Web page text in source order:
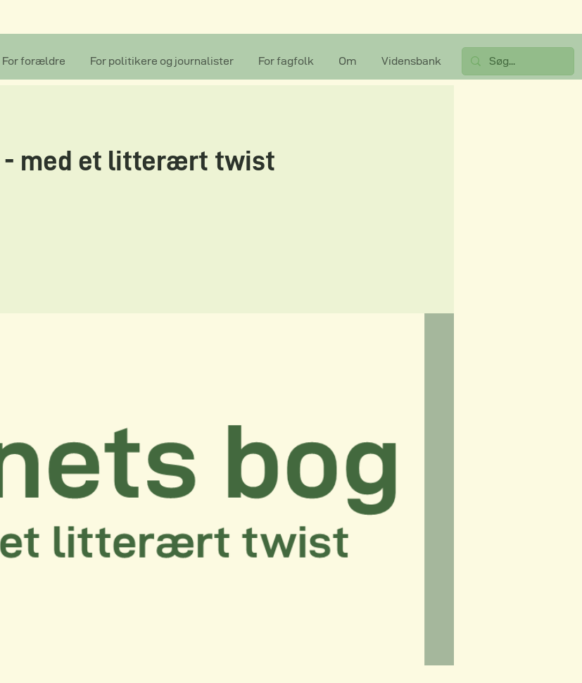
For forældre For politikere og journalister For fagfolk Om Vidensbank
- med et litterært twist